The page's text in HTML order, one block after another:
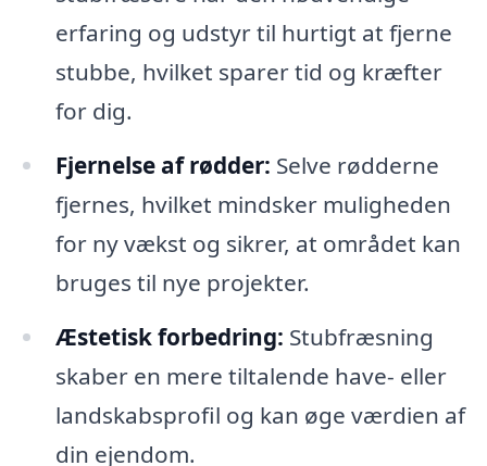
erfaring og udstyr til hurtigt at fjerne
stubbe, hvilket sparer tid og kræfter
for dig.
Fjernelse af rødder: Selve rødderne
fjernes, hvilket mindsker muligheden
for ny vækst og sikrer, at området kan
bruges til nye projekter.
Æstetisk forbedring: Stubfræsning
skaber en mere tiltalende have- eller
landskabsprofil og kan øge værdien af
din ejendom.